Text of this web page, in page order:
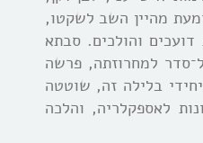
מהיין השב לשקטו,
והולכים. סבתא
למחרוזתה, פרשה
בלילה זה, שוטטה
לאספקלריה, והלכה